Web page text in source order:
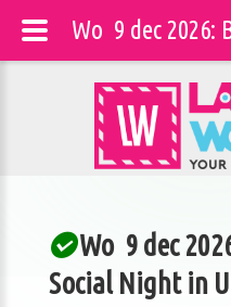
Wo 9 dec
Social Night in
Wo 9 dec